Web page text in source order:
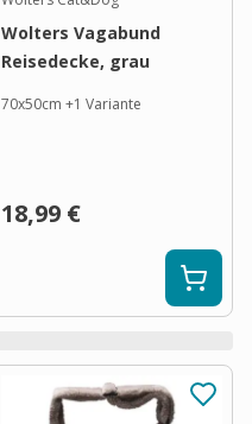
Wolters Vagabund
Reisedecke, grau
70x50cm +1 Variante
18,99 €